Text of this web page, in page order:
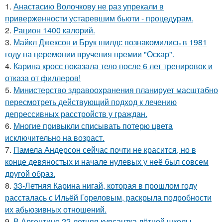
1. Анастасию Волочкову не раз упрекали в
приверженности устаревшим бьюти - процедурам.
2. Рацион 1400 калорий.
3. Майкл Джексон и Брук шилдс познакомились в 1981
году на церемонии вручения премии "Оскар".
4. Карина кросс показала тело после 6 лет тренировок и
отказа от филлеров!
5. Министерство здравоохранения планирует масштабно
пересмотреть действующий подход к лечению
депрессивных расстройств у граждан.
6. Многие привыкли списывать потерю цвета
исключительно на возраст.
7. Памела Андерсон сейчас почти не красится, но в
конце девяностых и начале нулевых у неё был совсем
другой образ.
8. 33-Летняя Карина нигай, которая в прошлом году
рассталась с Ильёй Гореловым, раскрыла подробности
их абьюзивных отношений.